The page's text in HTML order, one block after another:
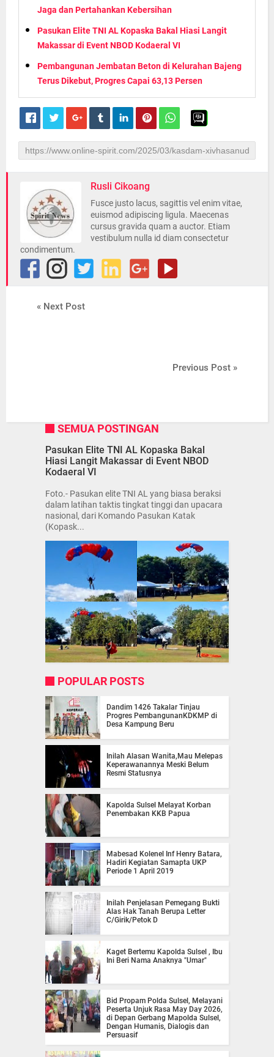
Jaga dan Pertahankan Kebersihan
Pasukan Elite TNI AL Kopaska Bakal Hiasi Langit
Makassar di Event NBOD Kodaeral VI
Pembangunan Jembatan Beton di Kelurahan Bajeng
Terus Dikebut, Progres Capai 63,13 Persen
Rusli Cikoang
Fusce justo lacus, sagittis vel enim vitae,
euismod adipiscing ligula. Maecenas
cursus gravida quam a auctor. Etiam
vestibulum nulla id diam consectetur
condimentum.
« Next Post
Previous Post »
SEMUA POSTINGAN
Pasukan Elite TNI AL Kopaska Bakal
Hiasi Langit Makassar di Event NBOD
Kodaeral VI
Foto.- Pasukan elite TNI AL yang biasa beraksi
dalam latihan taktis tingkat tinggi dan upacara
nasional, dari Komando Pasukan Katak
(Kopask...
POPULAR POSTS
Dandim 1426 Takalar Tinjau
Progres PembangunanKDKMP di
Desa Kampung Beru
Inilah Alasan Wanita,Mau Melepas
Keperawanannya Meski Belum
Resmi Statusnya
Kapolda Sulsel Melayat Korban
Penembakan KKB Papua
Mabesad Kolenel Inf Henry Batara,
Hadiri Kegiatan Samapta UKP
Periode 1 April 2019
Inilah Penjelasan Pemegang Bukti
Alas Hak Tanah Berupa Letter
C/Girik/Petok D
Kaget Bertemu Kapolda Sulsel , Ibu
Ini Beri Nama Anaknya "Umar"
Bid Propam Polda Sulsel, Melayani
Peserta Unjuk Rasa May Day 2026,
di Depan Gerbang Mapolda Sulsel,
Dengan Humanis, Dialogis dan
Persuasif